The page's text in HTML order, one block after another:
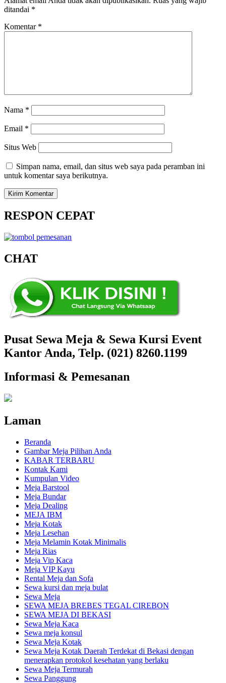
ditandai *
Komentar *
Nama *
Email *
Situs Web
Simpan nama, email, dan situs web saya pada peramban ini
untuk komentar saya berikutnya.
RESPON CEPAT
CHAT
Pusat Sewa Meja & Sewa Kursi Event
Kantor Anda, Telp. (021) 8260.1199
Informasi & Pemesanan
Laman
Beranda
Gambar Meja Pilihan Anda
KABAR TERBARU
Kontak Kami
Kumpulan Video
Meja Barstool
Meja Bundar
Meja Dealing
MEJA IBM
Meja Kotak
Meja Lesehan
Meja Melamin Kotak Minimalis
Meja Rias
Meja Vip Kaca
Meja VIP Kayu
Rental Meja dan Sofa
Sewa kursi dan meja bulat
Sewa Meja
SEWA MEJA BREBES TEGAL CIREBON
SEWA MEJA DI BEKASI
Sewa Meja Kaca
Sewa meja konsul
Sewa Meja Kotak
Sewa Meja Kotak Daerah Terdekat di Bekasi dengan
menerapkan protokol kesehatan yang berlaku
Sewa Meja Termurah
Sewa Panggung